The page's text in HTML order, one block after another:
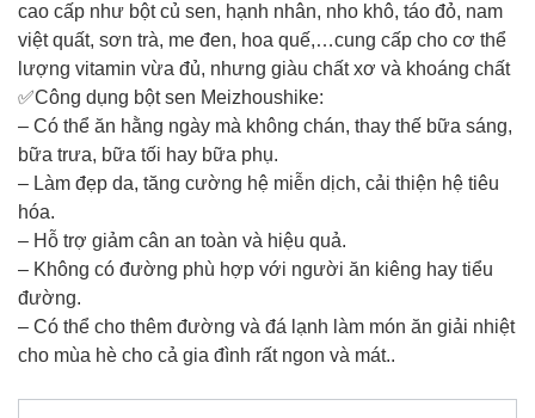
cao cấp như bột củ sen, hạnh nhân, nho khô, táo đỏ, nam
việt quất, sơn trà, me đen, hoa quế,…cung cấp cho cơ thể
lượng vitamin vừa đủ, nhưng giàu chất xơ và khoáng chất
✅Công dụng bột sen Meizhoushike:
– Có thể ăn hằng ngày mà không chán, thay thế bữa sáng,
bữa trưa, bữa tối hay bữa phụ.
– Làm đẹp da, tăng cường hệ miễn dịch, cải thiện hệ tiêu
hóa.
– Hỗ trợ giảm cân an toàn và hiệu quả.
– Không có đường phù hợp với người ăn kiêng hay tiểu
đường.
– Có thể cho thêm đường và đá lạnh làm món ăn giải nhiệt
cho mùa hè cho cả gia đình rất ngon và mát..